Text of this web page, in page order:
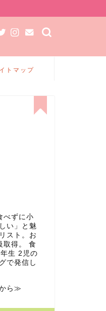
トマップ
べずに小
い」と魅
スト。お
取得。 食
生 2児の
で発信し
ら≫